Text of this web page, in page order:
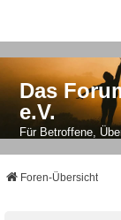
Das
e.V.
Für Betroffene,
Foren-Übersicht